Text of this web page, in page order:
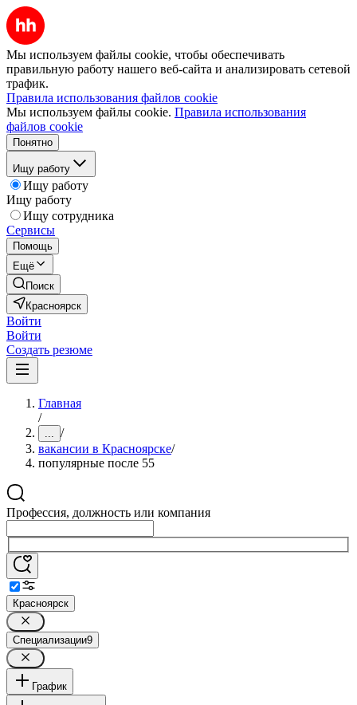
Мы используем файлы cookie, чтобы обеспечивать
правильную работу нашего веб-сайта и анализировать сетевой
трафик.
Правила использования файлов cookie
Мы используем файлы cookie. Правила использования
файлов cookie
Понятно
Ищу работу
Ищу работу
Ищу работу
Ищу сотрудника
Сервисы
Помощь
Ещё
Поиск
Красноярск
Войти
Войти
Создать резюме
Главная
/
... /
вакансии в Красноярске/
популярные после 55
Профессия, должность или компания
Красноярск
Специализации9
График